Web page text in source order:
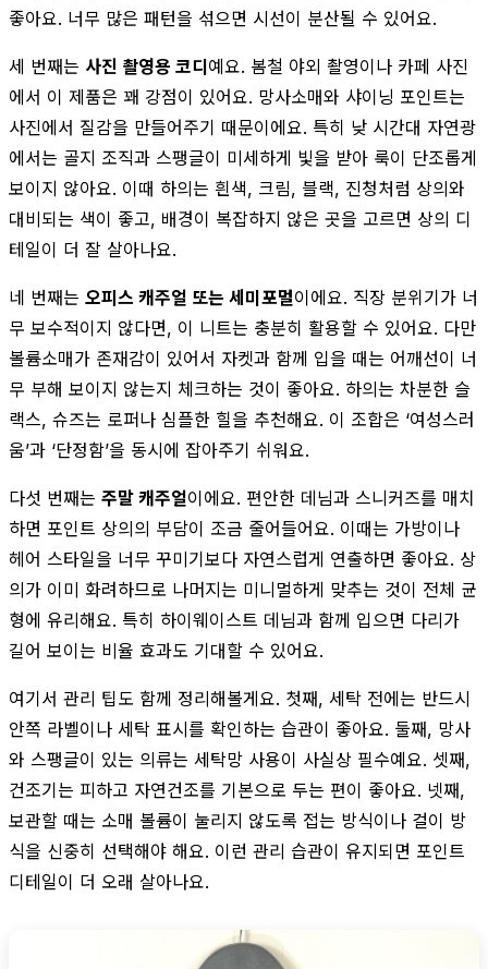
좋아요. 너무 많은 패턴을 섞으면 시선이 분산될 수 있어요.
세 번째는 사진 촬영용 코디예요. 봄철 야외 촬영이나 카페 사진
에서 이 제품은 꽤 강점이 있어요. 망사소매와 샤이닝 포인트는
사진에서 질감을 만들어주기 때문이에요. 특히 낮 시간대 자연광
에서는 골지 조직과 스팽글이 미세하게 빛을 받아 룩이 단조롭게
보이지 않아요. 이때 하의는 흰색, 크림, 블랙, 진청처럼 상의와
대비되는 색이 좋고, 배경이 복잡하지 않은 곳을 고르면 상의 디
테일이 더 잘 살아나요.
네 번째는 오피스 캐주얼 또는 세미포멀이에요. 직장 분위기가 너
무 보수적이지 않다면, 이 니트는 충분히 활용할 수 있어요. 다만
볼륨소매가 존재감이 있어서 자켓과 함께 입을 때는 어깨선이 너
무 부해 보이지 않는지 체크하는 것이 좋아요. 하의는 차분한 슬
랙스, 슈즈는 로퍼나 심플한 힐을 추천해요. 이 조합은 ‘여성스러
움’과 ‘단정함’을 동시에 잡아주기 쉬워요.
다섯 번째는 주말 캐주얼이에요. 편안한 데님과 스니커즈를 매치
하면 포인트 상의의 부담이 조금 줄어들어요. 이때는 가방이나
헤어 스타일을 너무 꾸미기보다 자연스럽게 연출하면 좋아요. 상
의가 이미 화려하므로 나머지는 미니멀하게 맞추는 것이 전체 균
형에 유리해요. 특히 하이웨이스트 데님과 함께 입으면 다리가
길어 보이는 비율 효과도 기대할 수 있어요.
여기서 관리 팁도 함께 정리해볼게요. 첫째, 세탁 전에는 반드시
안쪽 라벨이나 세탁 표시를 확인하는 습관이 좋아요. 둘째, 망사
와 스팽글이 있는 의류는 세탁망 사용이 사실상 필수예요. 셋째,
건조기는 피하고 자연건조를 기본으로 두는 편이 좋아요. 넷째,
보관할 때는 소매 볼륨이 눌리지 않도록 접는 방식이나 걸이 방
식을 신중히 선택해야 해요. 이런 관리 습관이 유지되면 포인트
디테일이 더 오래 살아나요.